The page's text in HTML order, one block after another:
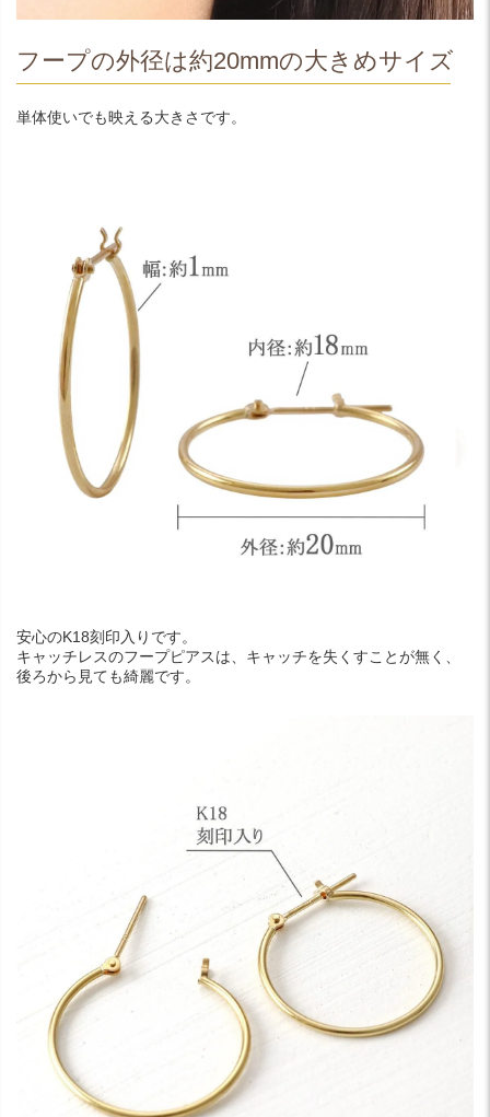
フープの外径は約20mmの大きめサイズ
単体使いでも映える大きさです。
安心のK18刻印入りです。
キャッチレスのフープピアスは、キャッチを失くすことが無く、
後ろから見ても綺麗です。